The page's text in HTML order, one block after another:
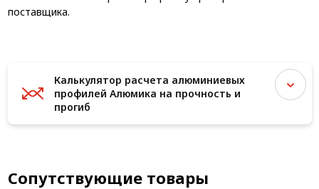
поставщика.
Калькулятор расчета алюминиевых
профилей Алюмика на прочность и
прогиб
Сопутствующие товары